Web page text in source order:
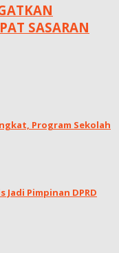
SASARAN
‎Program Sekolah
Pimpinan DPRD